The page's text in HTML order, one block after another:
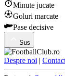
Minute jucate
Goluri marcate
Pase decisive
Sus
Despre noi |